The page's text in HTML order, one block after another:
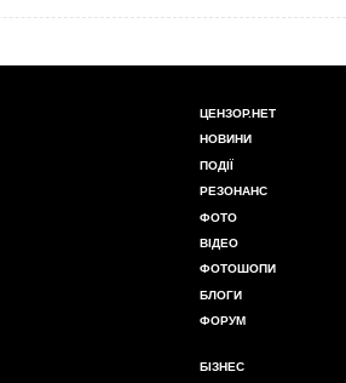
ЦЕНЗОР.НЕТ
НОВИНИ
ПОДІЇ
РЕЗОНАНС
ФОТО
ВІДЕО
ФОТОШОПИ
БЛОГИ
ФОРУМ
БІЗНЕС